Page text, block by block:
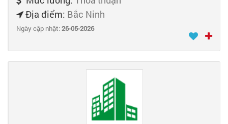
Địa điểm: Bắc Ninh
Ngày cập nhật:26-05-2026